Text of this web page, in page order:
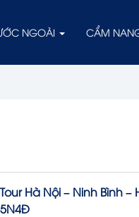
NGOÀI CẨM
Tour Hà Nội – Ninh Bình –
5N4Đ